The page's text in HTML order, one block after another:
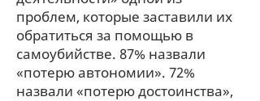
проблем, которые заставили их
обратиться за помощью в
самоубийстве. 87% назвали
«потерю автономии». 72%
назвали «потерю достоинства»,